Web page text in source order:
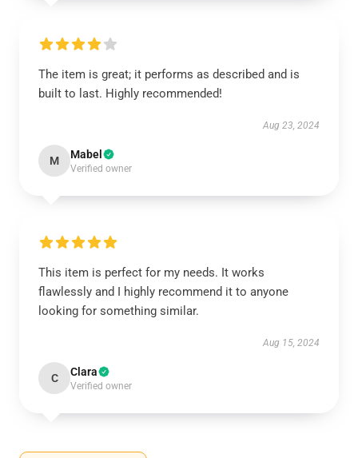
The item is great; it performs as described and is
built to last. Highly recommended!
Aug 23, 2024
M Mabel
Verified owner
This item is perfect for my needs. It works
flawlessly and I highly recommend it to anyone
looking for something similar.
Aug 15, 2024
C Clara
Verified owner